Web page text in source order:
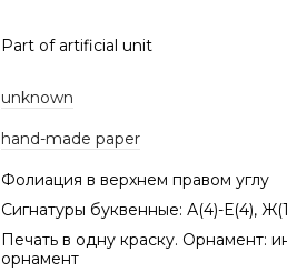
Part of artificial unit
unknown
hand-made paper
Фолиация в верхнем правом углу
Сигнатуры буквенные: А(4)-Е(4),
Печать в одну краску. Орнамент:
орнамент